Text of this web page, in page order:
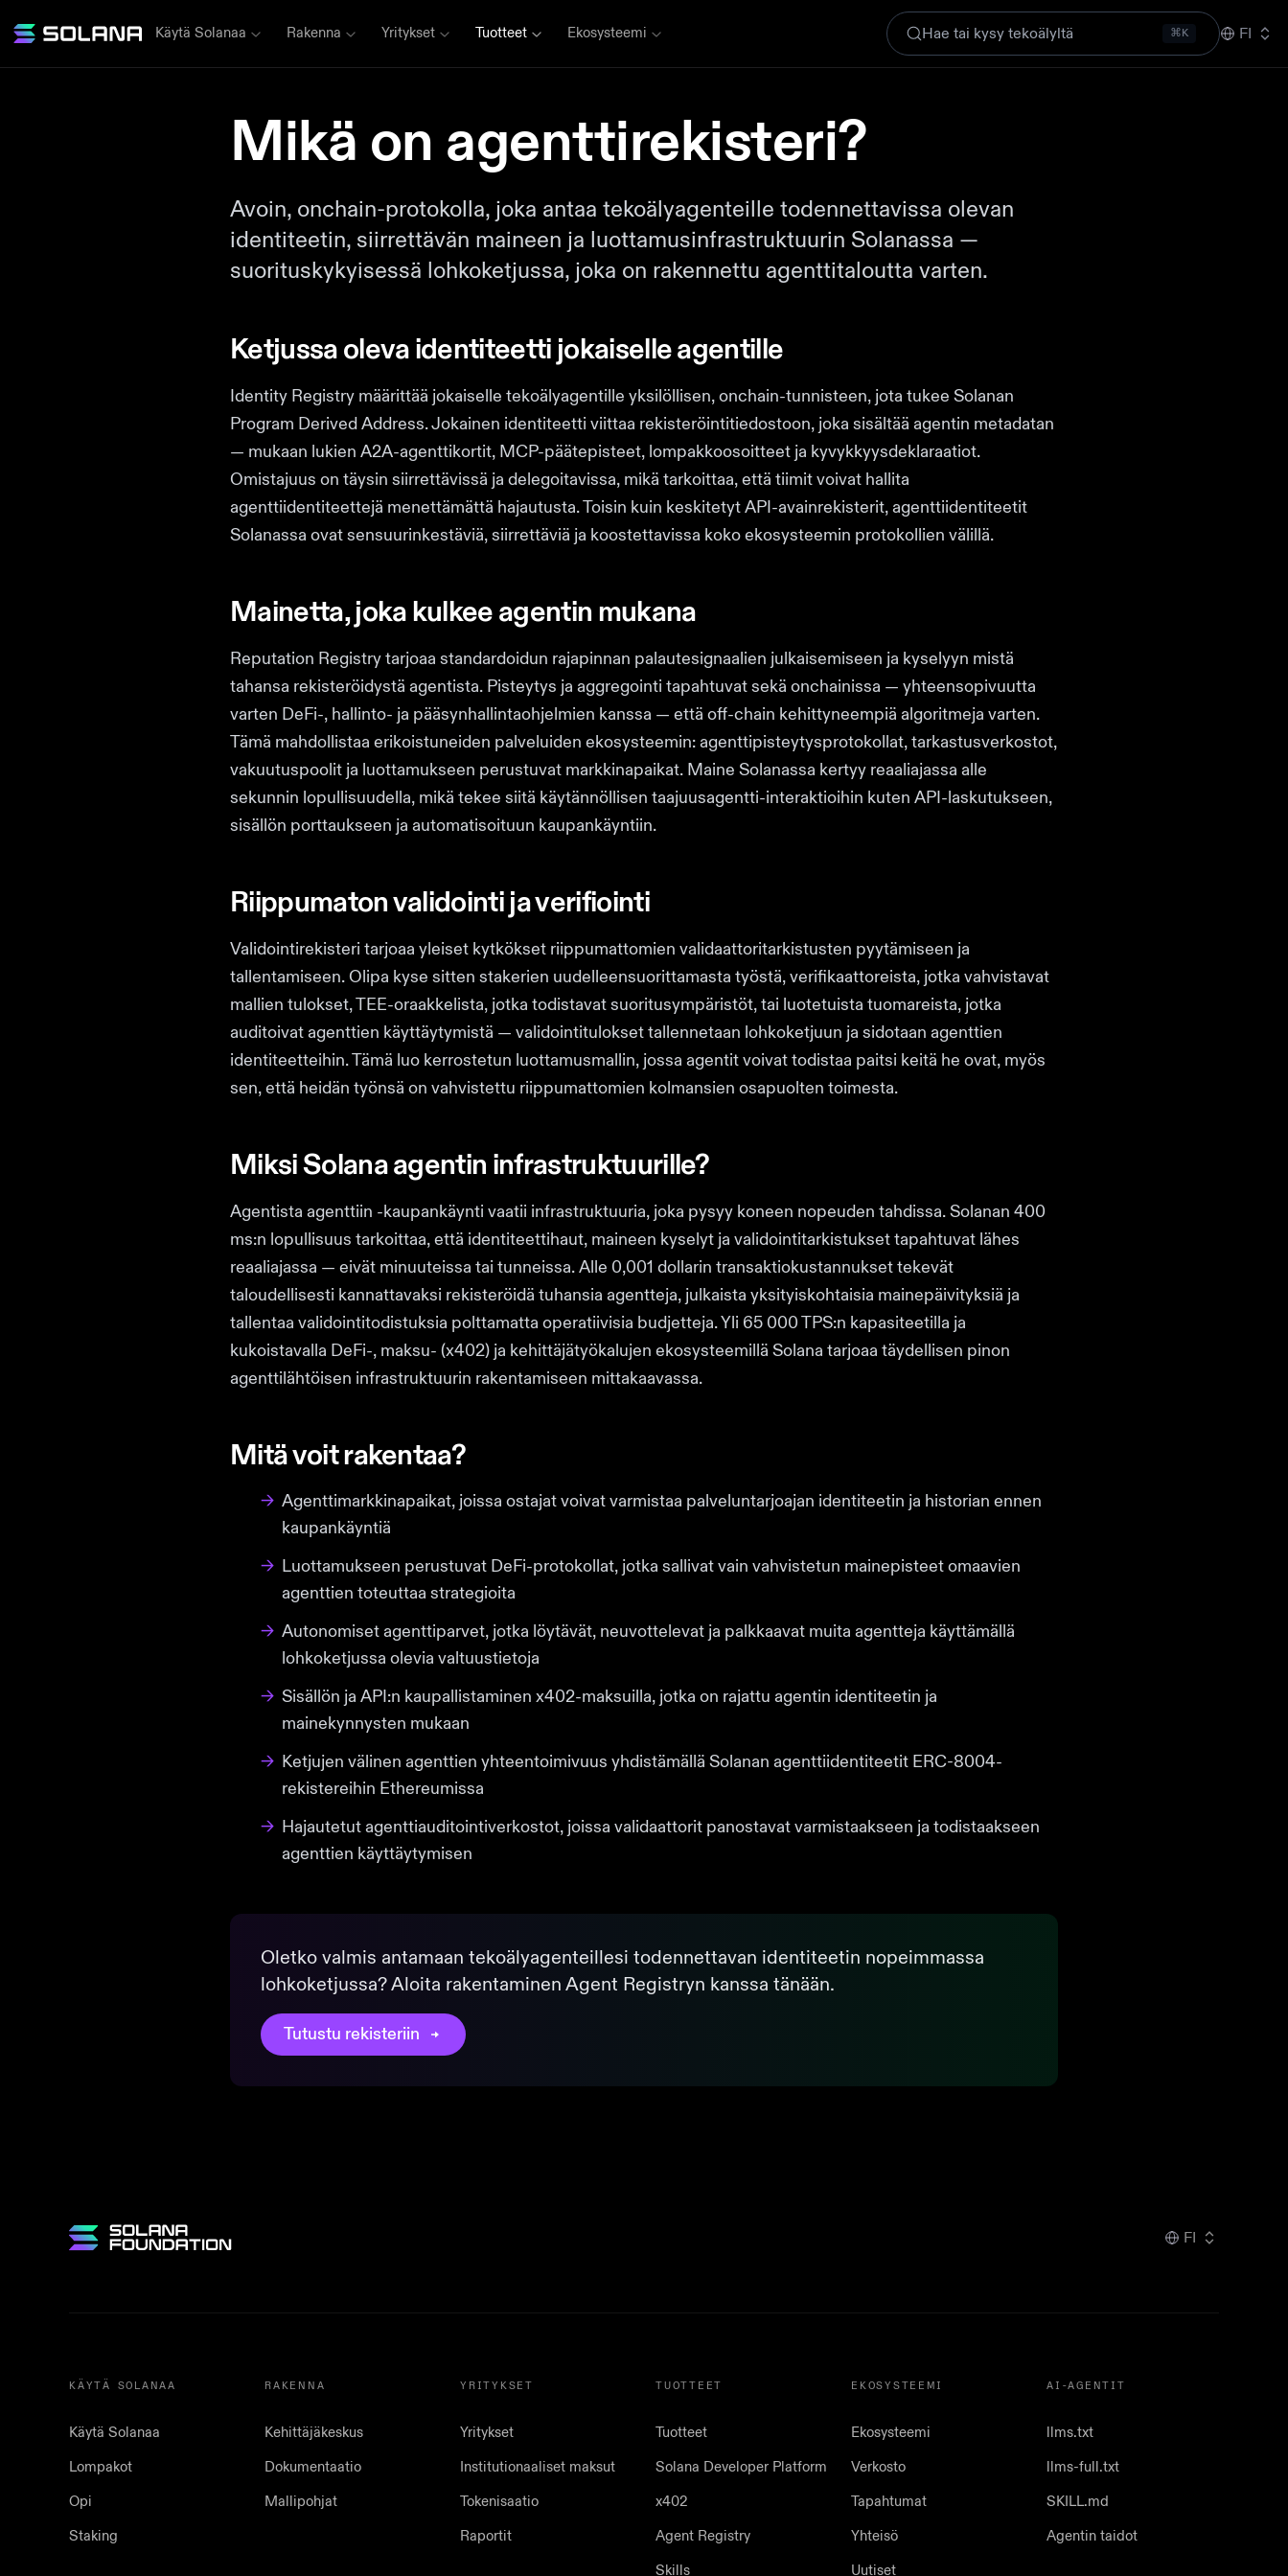
Käytä Solanaa Rakenna Yritykset Tuotteet Ekosysteemi Hae tai kysy tekoälyltä ⌘K FI
Mikä on agenttirekisteri?
Avoin, onchain-protokolla, joka antaa tekoälyagenteille todennettavissa olevan
identiteetin, siirrettävän maineen ja luottamusinfrastruktuurin Solanassa —
suorituskykyisessä lohkoketjussa, joka on rakennettu agenttitaloutta varten.
Ketjussa oleva identiteetti jokaiselle agentille
Identity Registry määrittää jokaiselle tekoälyagentille yksilöllisen, onchain-tunnisteen, jota tukee Solanan
Program Derived Address. Jokainen identiteetti viittaa rekisteröintitiedostoon, joka sisältää agentin metadatan
— mukaan lukien A2A-agenttikortit, MCP-päätepisteet, lompakkoosoitteet ja kyvykkyysdeklaraatiot.
Omistajuus on täysin siirrettävissä ja delegoitavissa, mikä tarkoittaa, että tiimit voivat hallita
agenttiidentiteettejä menettämättä hajautusta. Toisin kuin keskitetyt API-avainrekisterit, agenttiidentiteetit
Solanassa ovat sensuurinkestäviä, siirrettäviä ja koostettavissa koko ekosysteemin protokollien välillä.
Mainetta, joka kulkee agentin mukana
Reputation Registry tarjoaa standardoidun rajapinnan palautesignaalien julkaisemiseen ja kyselyyn mistä
tahansa rekisteröidystä agentista. Pisteytys ja aggregointi tapahtuvat sekä onchainissa — yhteensopivuutta
varten DeFi-, hallinto- ja pääsynhallintaohjelmien kanssa — että off-chain kehittyneempiä algoritmeja varten.
Tämä mahdollistaa erikoistuneiden palveluiden ekosysteemin: agenttipisteytysprotokollat, tarkastusverkostot,
vakuutuspoolit ja luottamukseen perustuvat markkinapaikat. Maine Solanassa kertyy reaaliajassa alle
sekunnin lopullisuudella, mikä tekee siitä käytännöllisen taajuusagentti-interaktioihin kuten API-laskutukseen,
sisällön porttaukseen ja automatisoituun kaupankäyntiin.
Riippumaton validointi ja verifiointi
Validointirekisteri tarjoaa yleiset kytkökset riippumattomien validaattoritarkistusten pyytämiseen ja
tallentamiseen. Olipa kyse sitten stakerien uudelleensuorittamasta työstä, verifikaattoreista, jotka vahvistavat
mallien tulokset, TEE-oraakkelista, jotka todistavat suoritusympäristöt, tai luotetuista tuomareista, jotka
auditoivat agenttien käyttäytymistä — validointitulokset tallennetaan lohkoketjuun ja sidotaan agenttien
identiteetteihin. Tämä luo kerrostetun luottamusmallin, jossa agentit voivat todistaa paitsi keitä he ovat, myös
sen, että heidän työnsä on vahvistettu riippumattomien kolmansien osapuolten toimesta.
Miksi Solana agentin infrastruktuurille?
Agentista agenttiin -kaupankäynti vaatii infrastruktuuria, joka pysyy koneen nopeuden tahdissa. Solanan 400
ms:n lopullisuus tarkoittaa, että identiteettihaut, maineen kyselyt ja validointitarkistukset tapahtuvat lähes
reaaliajassa — eivät minuuteissa tai tunneissa. Alle 0,001 dollarin transaktiokustannukset tekevät
taloudellisesti kannattavaksi rekisteröidä tuhansia agentteja, julkaista yksityiskohtaisia mainepäivityksiä ja
tallentaa validointitodistuksia polttamatta operatiivisia budjetteja. Yli 65 000 TPS:n kapasiteetilla ja
kukoistavalla DeFi-, maksu- (x402) ja kehittäjätyökalujen ekosysteemillä Solana tarjoaa täydellisen pinon
agenttilähtöisen infrastruktuurin rakentamiseen mittakaavassa.
Mitä voit rakentaa?
→ Agenttimarkkinapaikat, joissa ostajat voivat varmistaa palveluntarjoajan identiteetin ja historian ennen
kaupankäyntiä
→ Luottamukseen perustuvat DeFi-protokollat, jotka sallivat vain vahvistetun mainepisteet omaavien
agenttien toteuttaa strategioita
→ Autonomiset agenttiparvet, jotka löytävät, neuvottelevat ja palkkaavat muita agentteja käyttämällä
lohkoketjussa olevia valtuustietoja
→ Sisällön ja API:n kaupallistaminen x402-maksuilla, jotka on rajattu agentin identiteetin ja
mainekynnysten mukaan
→ Ketjujen välinen agenttien yhteentoimivuus yhdistämällä Solanan agenttiidentiteetit ERC-8004-
rekistereihin Ethereumissa
→ Hajautetut agenttiauditointiverkostot, joissa validaattorit panostavat varmistaakseen ja todistaakseen
agenttien käyttäytymisen
Oletko valmis antamaan tekoälyagenteillesi todennettavan identiteetin nopeimmassa
lohkoketjussa? Aloita rakentaminen Agent Registryn kanssa tänään.
Tutustu rekisteriin
FI
KÄYTÄ SOLANAA
Käytä Solanaa
Lompakot
Opi
Staking
RAKENNA
Kehittäjäkeskus
Dokumentaatio
Mallipohjat
YRITYKSET
Yritykset
Institutionaaliset maksut
Tokenisaatio
Raportit
TUOTTEET
Tuotteet
Solana Developer Platform
x402
Agent Registry
Skills
EKOSYSTEEMI
Ekosysteemi
Verkosto
Tapahtumat
Yhteisö
Uutiset
AI-AGENTIT
llms.txt
llms-full.txt
SKILL.md
Agentin taidot